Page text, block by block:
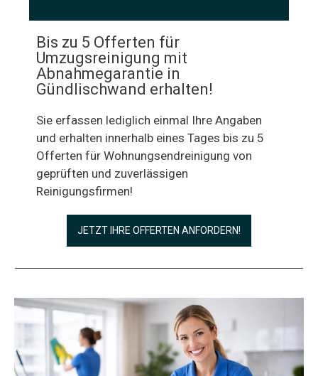
Bis zu 5 Offerten für
Umzugsreinigung mit
Abnahmegarantie in
Gündlischwand erhalten!
Sie erfassen lediglich einmal Ihre Angaben
und erhalten innerhalb eines Tages bis zu 5
Offerten für Wohnungsendreinigung von
geprüften und zuverlässigen
Reinigungsfirmen!
JETZT IHRE OFFERTEN ANFORDERN!